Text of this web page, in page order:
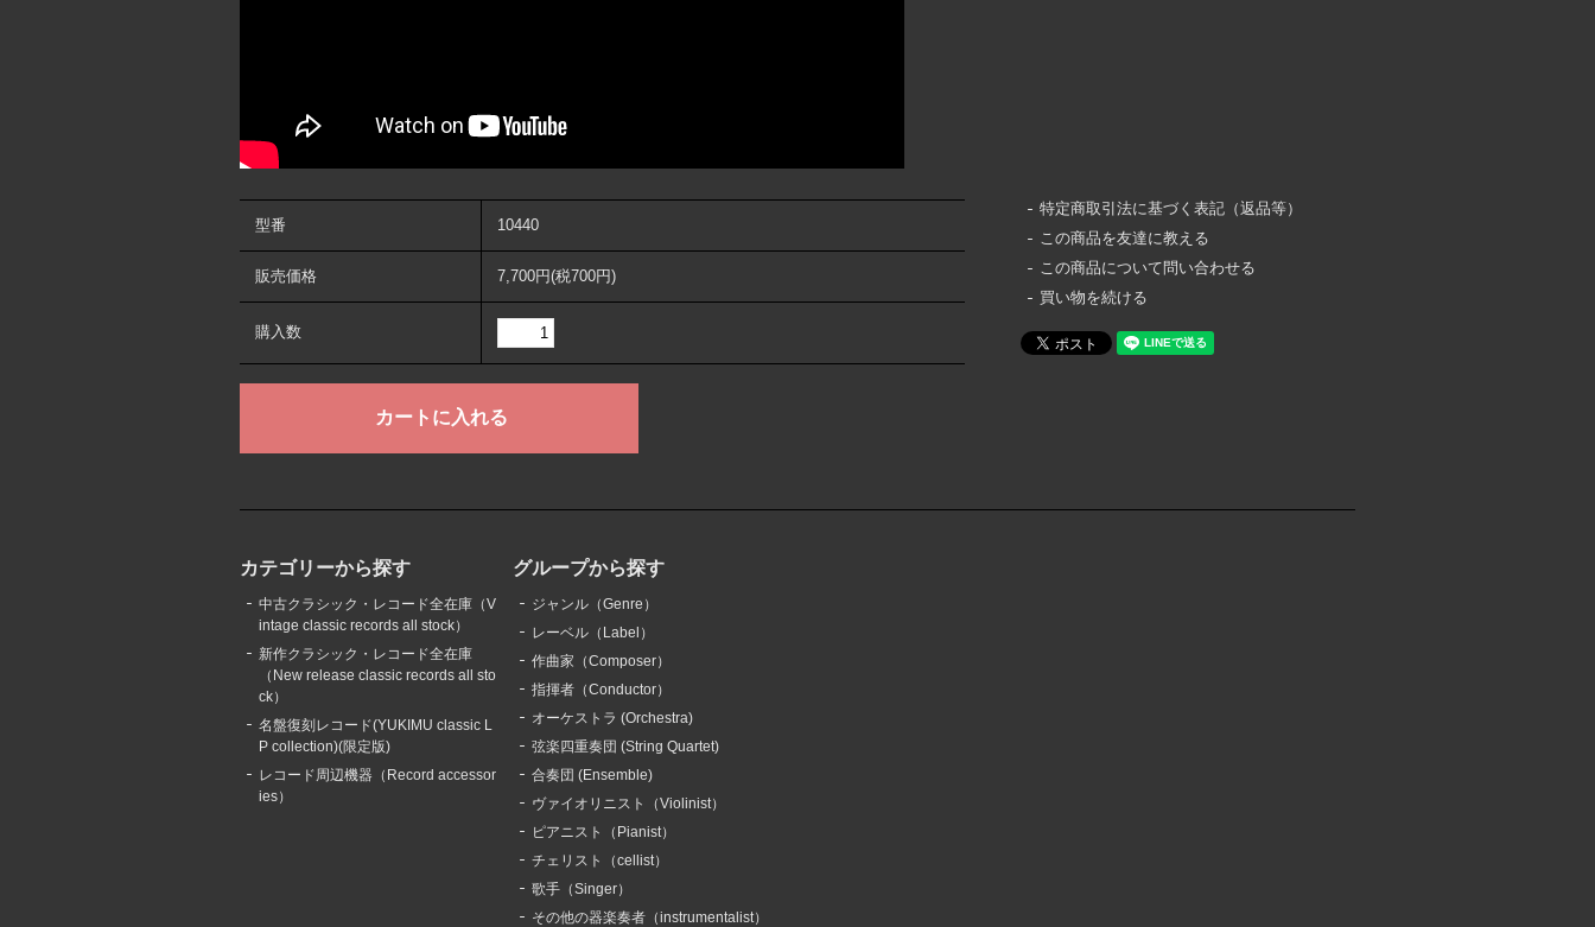
型番 10440
販売価格 7,700円(税700円)
購入数
特定商取引法に基づく表記（返品等）
この商品を友達に教える
この商品について問い合わせる
買い物を続ける
カテゴリーから探す
中古クラシック・レコード全在庫（V
intage classic records all stock）
新作クラシック・レコード全在庫
（New release classic records all sto
ck）
名盤復刻レコード(YUKIMU classic L
P collection)(限定版)
レコード周辺機器（Record accessor
ies）
グループから探す
ジャンル（Genre）
レーベル（Label）
作曲家（Composer）
指揮者（Conductor）
オーケストラ (Orchestra)
弦楽四重奏団 (String Quartet)
合奏団 (Ensemble)
ヴァイオリニスト（Violinist）
ピアニスト（Pianist）
チェリスト（cellist）
歌手（Singer）
その他の器楽奏者（instrumentalist）